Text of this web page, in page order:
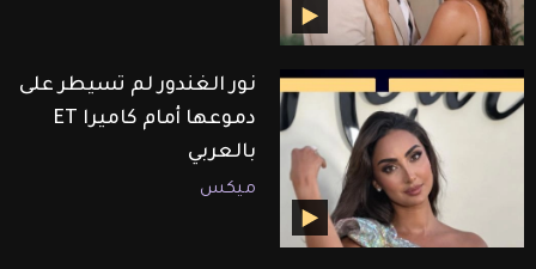
نور الغندور لم تسيطر على
دموعها أمام كاميرا ET
بالعربي
ميكس